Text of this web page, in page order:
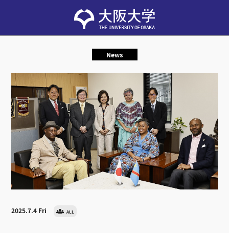
News
2025.7.4 Fri ALL